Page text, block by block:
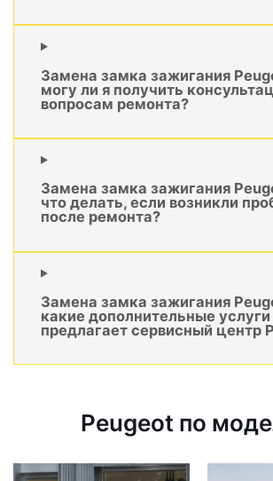
Замена замка зажигания
могу ли я получить
вопросам ремонта?
Замена замка зажигания
что делать, если возникли
после ремонта?
Замена замка зажигания
какие дополнительные услуги
предлагает сервисный центр
Peugeot по